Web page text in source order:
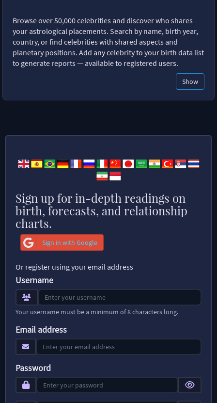
Browse over 50,000 celebrities and discover who shares
your astrological placements. Search by name, birth year,
country, or find celebrities with shared aspects and
planetary positions. Add any celebrity to your birth data list
to generate reports — available to registered users.
Show
Sign up for in-depth readings on
birth, forecasts, and relationship
charts.
Sign in with Google
Or register using your email address
Username
Your username must be a minimum of 8 characters long.
Email address
Password